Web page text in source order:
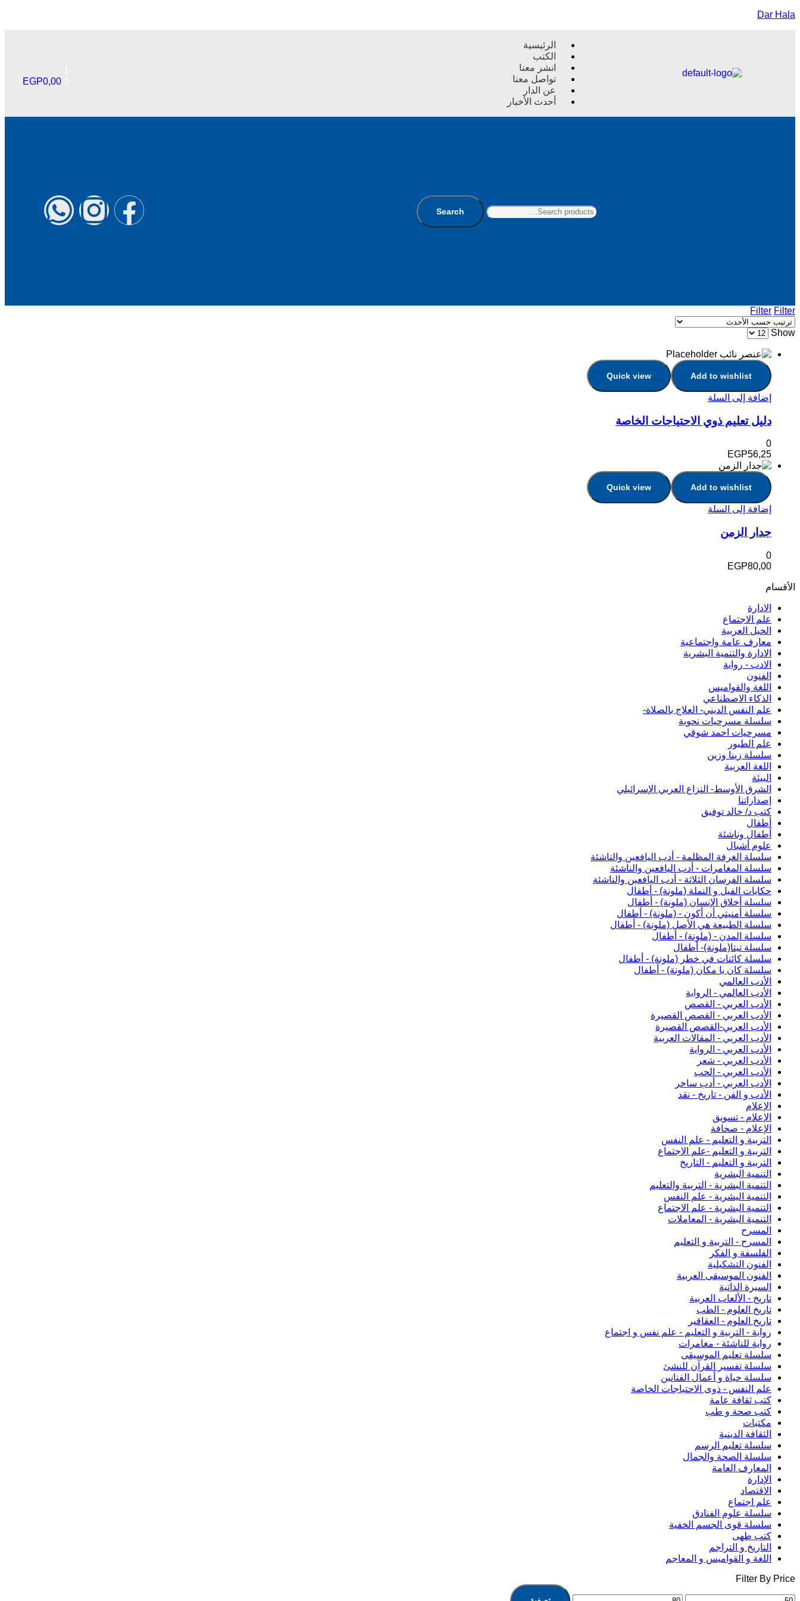
Dar Hala
الرئيسية
الكتب
انشر معنا
تواصل معنا
عن الدار
أحدث الأخبار
EGP0,00
Search
Filter Filter
Show
Add to wishlist
Quick view
إضافة إلى السلة
دليل تعليم ذوي الاحتياجات الخاصة
0
EGP56,25
Add to wishlist
Quick view
إضافة إلى السلة
جدار الزمن
0
EGP80,00
الأقسام
الادارة
علم الاجتماع
الخيل العربية
معارف عامة واجتماعية
الادارة والتنمية البشرية
الادب - رواية
الفنون
اللغة والقواميس
الذكاء الاصطناعي
علم النفس الديني- العلاج بالصلاة-
سلسلة مسرحيات نحوية
مسرحيات احمد شوقي
علم الطيور
سلسلة زينا وزين
اللغة العربية
البيئة
الشرق الأوسط- النزاع العربي الإسرائيلي
إصداراتنا
كتب د/ خالد توفيق
أطفال
أطفال وناشئة
علوم أشبال
سلسلة الغرفة المظلمة - أدب اليافعين والناشئة
سلسلة المغامرات - أدب اليافعين والناشئة
سلسلة الفرسان الثلاثة - أدب اليافعين والناشئة
حكايات الفيل و النملة (ملونة) - أطفال
سلسلة أخلاق الإنسان (ملونة) - أطفال
سلسلة أمنيتي أن أكون - (ملونة) - أطفال
سلسلة الطبيعة هي الأصل (ملونة) - أطفال
سلسلة المدن - (ملونة) - أطفال
سلسلة تيتا(ملونة)- أطفال
سلسلة كائنات في خطر (ملونة) - أطفال
سلسلة كان يا مكان (ملونة) - أطفال
الأدب العالمي
الأدب العالمي - الرواية
الأدب العربي - القصص
الأدب العربي - القصص القصيرة
الأدب العربي-القصص القصيرة
الأدب العربي - المقالات العربية
الأدب العربي - الرواية
الأدب العربي - شعر
الأدب العربي - الحب
الأدب العربي - أدب ساخر
الأدب و الفن - تاريخ - نقد
الإعلام
الإعلام - تسويق
الإعلام - صحافة
التربية و التعليم - علم النفس
التربية و التعليم -علم الاجتماع
التربية و التعليم - التاريخ
التنمية البشرية
التنمية البشرية - التربية والتعليم
التنمية اليشرية - علم النفس
التنمية البشرية - علم الاجتماع
التنمية البشرية - المعاملات
المسرح
المسرح - التربية و التعليم
الفلسفة و الفكر
الفنون التشكيلية
الفنون الموسيقى العربية
السيرة الذاتية
تاريخ - الألعاب العربية
تاريخ العلوم - الطب
تاريخ العلوم - العقاقير
رواية - التربية و التعليم - علم نفس و اجتماع
رواية للناشئة - مغامرات
سلسلة تعليم الموسيقى
سلسلة تفسير القرآن للنشئ
سلسلة حياة و أعمال الفنانين
علم النفس - ذوى الاحتياجات الخاصة
كتب ثقافة عامة
كتب صحة و طب
مكتبات
الثقافة الدينية
سلسلة تعليم الرسم
سلسلة الصحة والجمال
المعارف العامة
الإدارة
الاقتصاد
علم اجتماع
سلسلة علوم الفنادق
سلسلة قوى الجسم الخفية
كتب طهى
التاريخ و التراجم
اللغة و القواميس و المعاجم
Filter By Price